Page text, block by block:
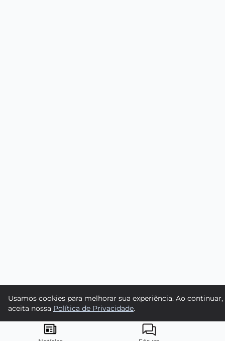
Usamos cookies para melhorar sua experiência. Ao continuar,
aceita nossa Política de Privacidade.